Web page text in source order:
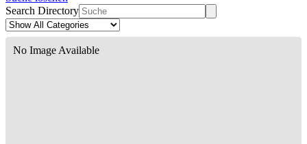
Search Directory
No Image Available